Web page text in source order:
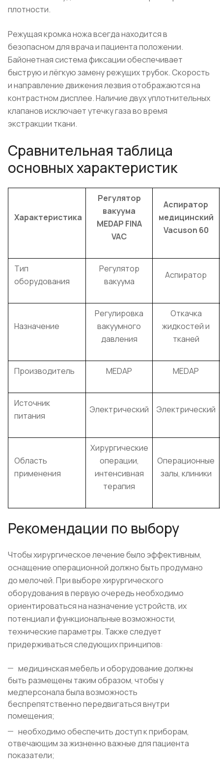
плотности.
Режущая кромка ножа всегда находится в
безопасном для врача и пациента положении.
Байонетная система фиксации обеспечивает
быструю и лёгкую замену режущих трубок. Скорость
и направление движения лезвия отображаются на
контрастном дисплее. Наличие двух уплотнительных
клапанов исключает утечку газа во время
экстракции ткани.
Сравнительная таблица
основных характеристик
Характеристика
Регулятор
вакуума
MEDAP FINA
VAC
Аспиратор
медицинский
Vacuson 60
Тип
оборудования
Регулятор
вакуума
Аспиратор
Назначение
Регулировка
вакуумного
давления
Откачка
жидкостей и
тканей
Производитель MEDAP MEDAP
Источник
питания
Электрический Электрический
Область
применения
Хирургические
операции,
интенсивная
терапия
Операционные
залы, клиники
Рекомендации по выбору
Чтобы хирургическое лечение было эффективным,
оснащение операционной должно быть продумано
до мелочей. При выборе хирургического
оборудования в первую очередь необходимо
ориентироваться на назначение устройств, их
потенциал и функциональные возможности,
технические параметры. Также следует
придерживаться следующих принципов:
медицинская мебель и оборудование должны
быть размещены таким образом, чтобы у
медперсонала была возможность
беспрепятственно передвигаться внутри
помещения;
необходимо обеспечить доступ к приборам,
отвечающим за жизненно важные для пациента
показатели;